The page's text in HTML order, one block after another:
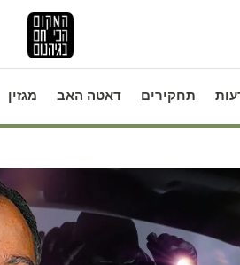
תחקירים דאטה האב מגזין